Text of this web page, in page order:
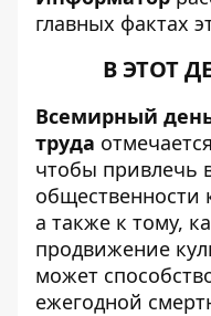
главных фактах
В ЭТОТ
Всемирный
труда
чтобы привлечь
а также к тому,
продвижение
может
ежегодной